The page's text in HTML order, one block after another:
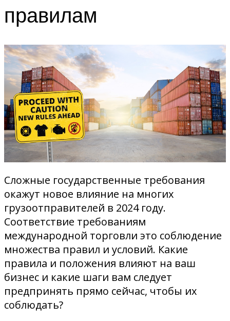
правилам
Сложные государственные требования
окажут новое влияние на многих
грузоотправителей в 2024 году.
Соответствие требованиям
международной торговли это соблюдение
множества правил и условий. Какие
правила и положения влияют на ваш
бизнес и какие шаги вам следует
предпринять прямо сейчас, чтобы их
соблюдать?